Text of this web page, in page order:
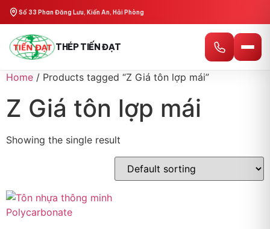
Số 33 Phan Đăng Lưu, Kiến An, Hải Phòng
THÉP TIẾN ĐẠT
Home / Products tagged “Z Giá tôn lợp mái”
Z Giá tôn lợp mái
Showing the single result